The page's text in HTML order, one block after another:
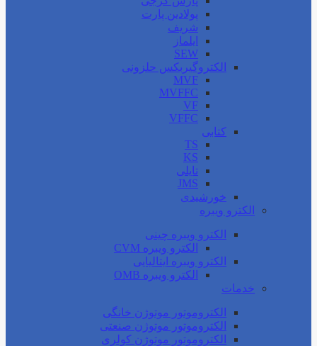
پولادین پارت
شریف
ایلماز
SEW
الکتروگیربکس حلزونی
MVF
MVFFC
VF
VFFC
کتابی
TS
KS
تایلی
JMS
خورشیدی
الکترو ویبره
الکترو ویبره چینی
الکترو ویبره CVM
الکترو ویبره ایتالیایی
الکترو ویبره OMB
خدمات
الکتروموتور موتوژن خانگی
الکتروموتور موتوژن صنعتی
الکتروموتور موتوژن کولری